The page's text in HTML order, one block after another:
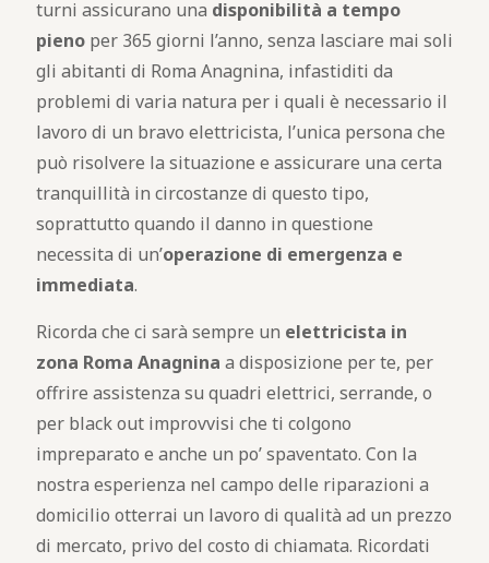
turni assicurano una disponibilità a tempo
pieno per 365 giorni l’anno, senza lasciare mai soli
gli abitanti di Roma Anagnina, infastiditi da
problemi di varia natura per i quali è necessario il
lavoro di un bravo elettricista, l’unica persona che
può risolvere la situazione e assicurare una certa
tranquillità in circostanze di questo tipo,
soprattutto quando il danno in questione
necessita di un’operazione di emergenza e
immediata.
Ricorda che ci sarà sempre un elettricista in
zona Roma Anagnina a disposizione per te, per
offrire assistenza su quadri elettrici, serrande, o
per black out improvvisi che ti colgono
impreparato e anche un po’ spaventato. Con la
nostra esperienza nel campo delle riparazioni a
domicilio otterrai un lavoro di qualità ad un prezzo
di mercato, privo del costo di chiamata. Ricordati